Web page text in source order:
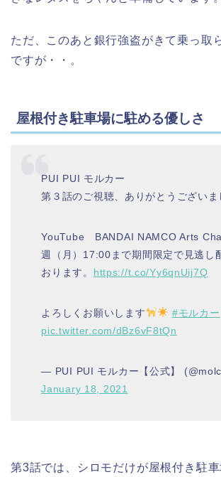
ただ、このあと銀行強盗がきて乗っ取
ですが・・。
屋根付き駐車場に駐める優しさ
PUI PUI モルカー
第３話のご視聴、ありがとうございま
YouTube BANDAI NAMCO Arts
週（月）17:00まで期間限定で見逃し
おります。 https://t.co/Yy6qnUij7Q
よろしくお願いします
#モルカー
pic.twitter.com/dBz6vF8tQn
— PUI PUI モルカー【公式】
January 18, 2021
第3話では、シロモだけが屋根付き駐